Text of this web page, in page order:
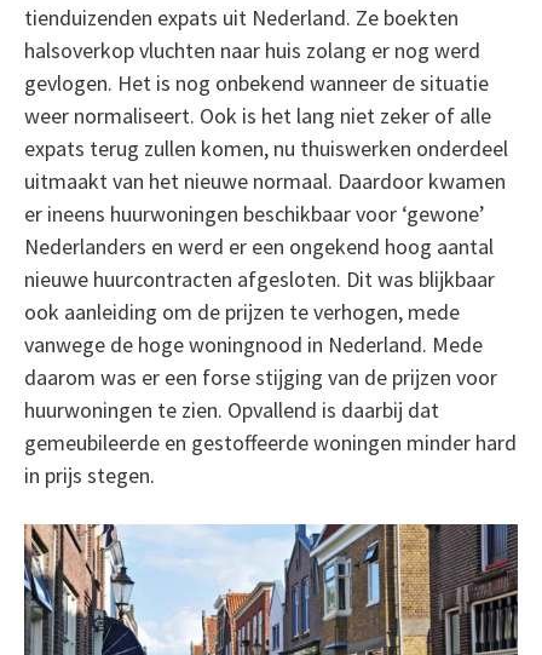
tienduizenden expats uit Nederland. Ze boekten
halsoverkop vluchten naar huis zolang er nog werd
gevlogen. Het is nog onbekend wanneer de situatie
weer normaliseert. Ook is het lang niet zeker of alle
expats terug zullen komen, nu thuiswerken onderdeel
uitmaakt van het nieuwe normaal. Daardoor kwamen
er ineens huurwoningen beschikbaar voor ‘gewone’
Nederlanders en werd er een ongekend hoog aantal
nieuwe huurcontracten afgesloten. Dit was blijkbaar
ook aanleiding om de prijzen te verhogen, mede
vanwege de hoge woningnood in Nederland. Mede
daarom was er een forse stijging van de prijzen voor
huurwoningen te zien. Opvallend is daarbij dat
gemeubileerde en gestoffeerde woningen minder hard
in prijs stegen.